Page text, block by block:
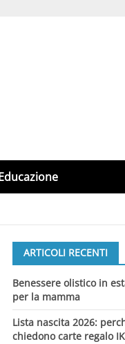
ARTICOLI RECENTI
Benessere olistico in
per la mamma
Lista nascita 2026:
chiedono carte regalo